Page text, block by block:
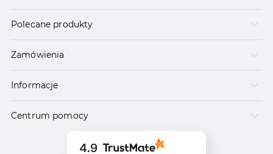
Polecane produkty
Zamówienia
Informacje
Centrum pomocy
4.9